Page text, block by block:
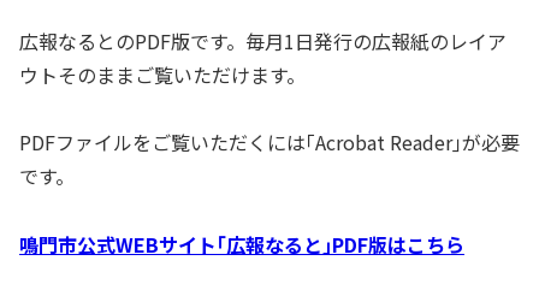
広報なるとのPDF版です。毎月1日発行の広報紙のレイア
ウトそのままご覧いただけます。
PDFファイルをご覧いただくには｢Acrobat Reader｣が必要
です。
鳴門市公式WEBサイト｢広報なると｣PDF版はこちら